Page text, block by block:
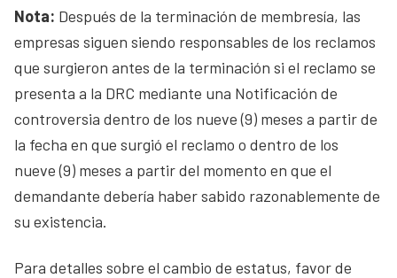
Nota: Después de la terminación de membresía, las
empresas siguen siendo responsables de los reclamos
que surgieron antes de la terminación si el reclamo se
presenta a la DRC mediante una Notificación de
controversia dentro de los nueve (9) meses a partir de
la fecha en que surgió el reclamo o dentro de los
nueve (9) meses a partir del momento en que el
demandante debería haber sabido razonablemente de
su existencia.
Para detalles sobre el cambio de estatus, favor de